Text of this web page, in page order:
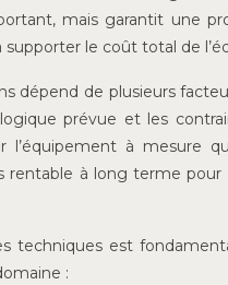
mais garantit une
le coût total de
dépend de plusieurs
prévue et les
à mesure
rentable à long terme
techniques est
: